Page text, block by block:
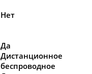
Нет
Да
Дистанционное
беспроводное